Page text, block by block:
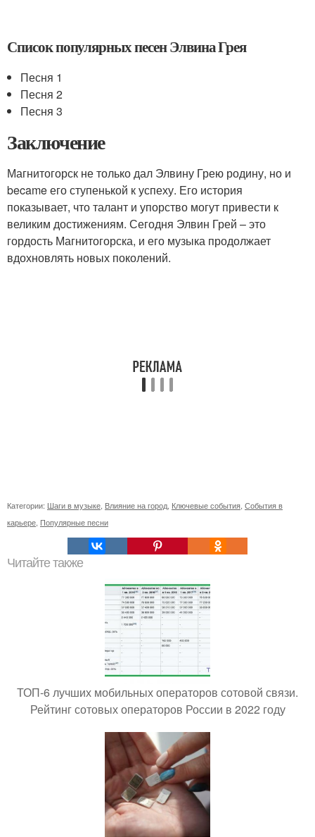
Список популярных песен Элвина Грея
Песня 1
Песня 2
Песня 3
Заключение
Магнитогорск не только дал Элвину Грею родину, но и
became его ступенькой к успеху. Его история
показывает, что талант и упорство могут привести к
великим достижениям. Сегодня Элвин Грей – это
гордость Магнитогорска, и его музыка продолжает
вдохновлять новых поколений.
Категории: Шаги в музыке Влияние на город Ключевые события События в
карьере Популярные песни
Читайте также
ТОП-6 лучших мобильных операторов сотовой связи.
Рейтинг сотовых операторов России в 2022 году